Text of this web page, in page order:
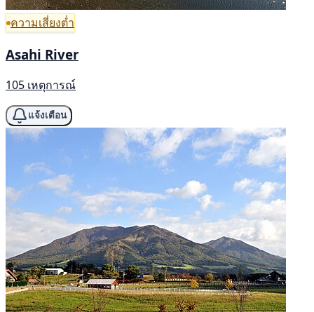
ความเสี่ยงต่ำ
Asahi River
105 เหตุการณ์
แจ้งเตือน